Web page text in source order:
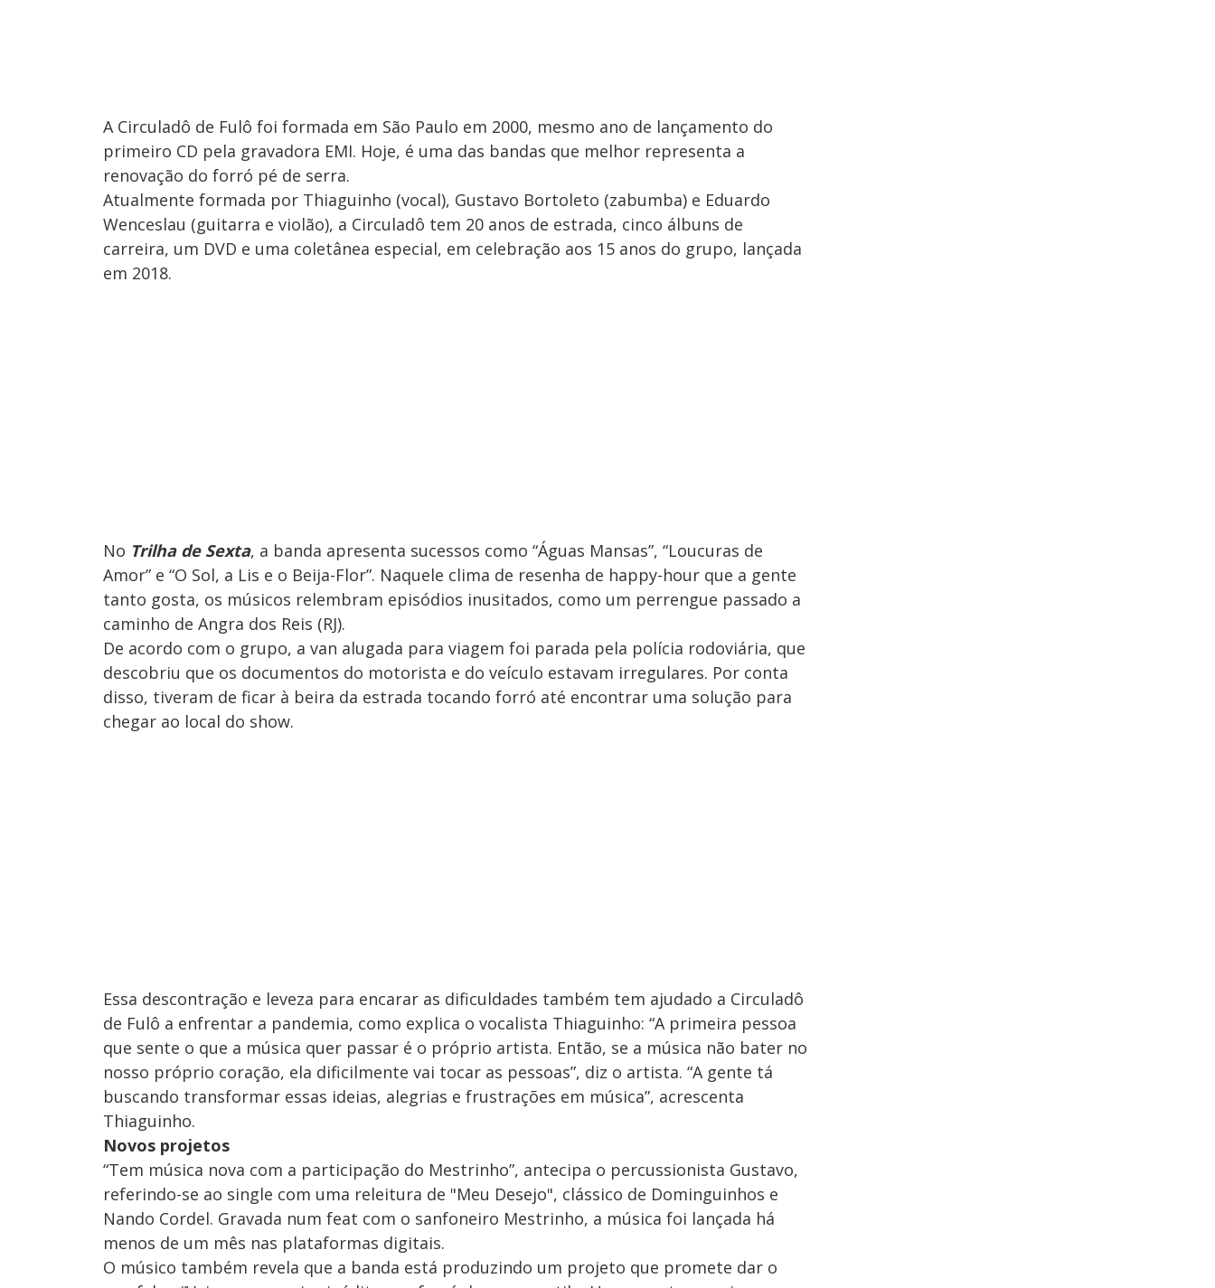
A Circuladô de Fulô foi formada em São Paulo em 2000, mesmo ano de lançamento do
primeiro CD pela gravadora EMI. Hoje, é uma das bandas que melhor representa a
renovação do forró pé de serra.
Atualmente formada por Thiaguinho (vocal), Gustavo Bortoleto (zabumba) e Eduardo
Wenceslau (guitarra e violão), a Circuladô tem 20 anos de estrada, cinco álbuns de
carreira, um DVD e uma coletânea especial, em celebração aos 15 anos do grupo, lançada
em 2018.
No Trilha de Sexta, a banda apresenta sucessos como “Águas Mansas”, “Loucuras de
Amor” e “O Sol, a Lis e o Beija-Flor”. Naquele clima de resenha de happy-hour que a gente
tanto gosta, os músicos relembram episódios inusitados, como um perrengue passado a
caminho de Angra dos Reis (RJ).
De acordo com o grupo, a van alugada para viagem foi parada pela polícia rodoviária, que
descobriu que os documentos do motorista e do veículo estavam irregulares. Por conta
disso, tiveram de ficar à beira da estrada tocando forró até encontrar uma solução para
chegar ao local do show.
Essa descontração e leveza para encarar as dificuldades também tem ajudado a Circuladô
de Fulô a enfrentar a pandemia, como explica o vocalista Thiaguinho: “A primeira pessoa
que sente o que a música quer passar é o próprio artista. Então, se a música não bater no
nosso próprio coração, ela dificilmente vai tocar as pessoas”, diz o artista. “A gente tá
buscando transformar essas ideias, alegrias e frustrações em música”, acrescenta
Thiaguinho.
Novos projetos
“Tem música nova com a participação do Mestrinho”, antecipa o percussionista Gustavo,
referindo-se ao single com uma releitura de "Meu Desejo", clássico de Dominguinhos e
Nando Cordel. Gravada num feat com o sanfoneiro Mestrinho, a música foi lançada há
menos de um mês nas plataformas digitais.
O músico também revela que a banda está produzindo um projeto que promete dar o